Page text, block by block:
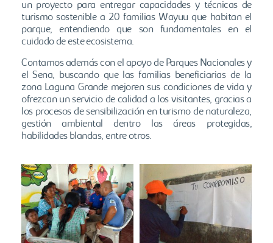
un proyecto para entregar capacidades y técnicas de
turismo sostenible a 20 familias Wayuu que habitan el
parque, entendiendo que son fundamentales en el
cuidado de este ecosistema.
Contamos además con el apoyo de Parques Nacionales y
el Sena, buscando que las familias beneficiarias de la
zona Laguna Grande mejoren sus condiciones de vida y
ofrezcan un servicio de calidad a los visitantes, gracias a
los procesos de sensibilización en turismo de naturaleza,
gestión ambiental dentro las áreas protegidas,
habilidades blandas, entre otros.